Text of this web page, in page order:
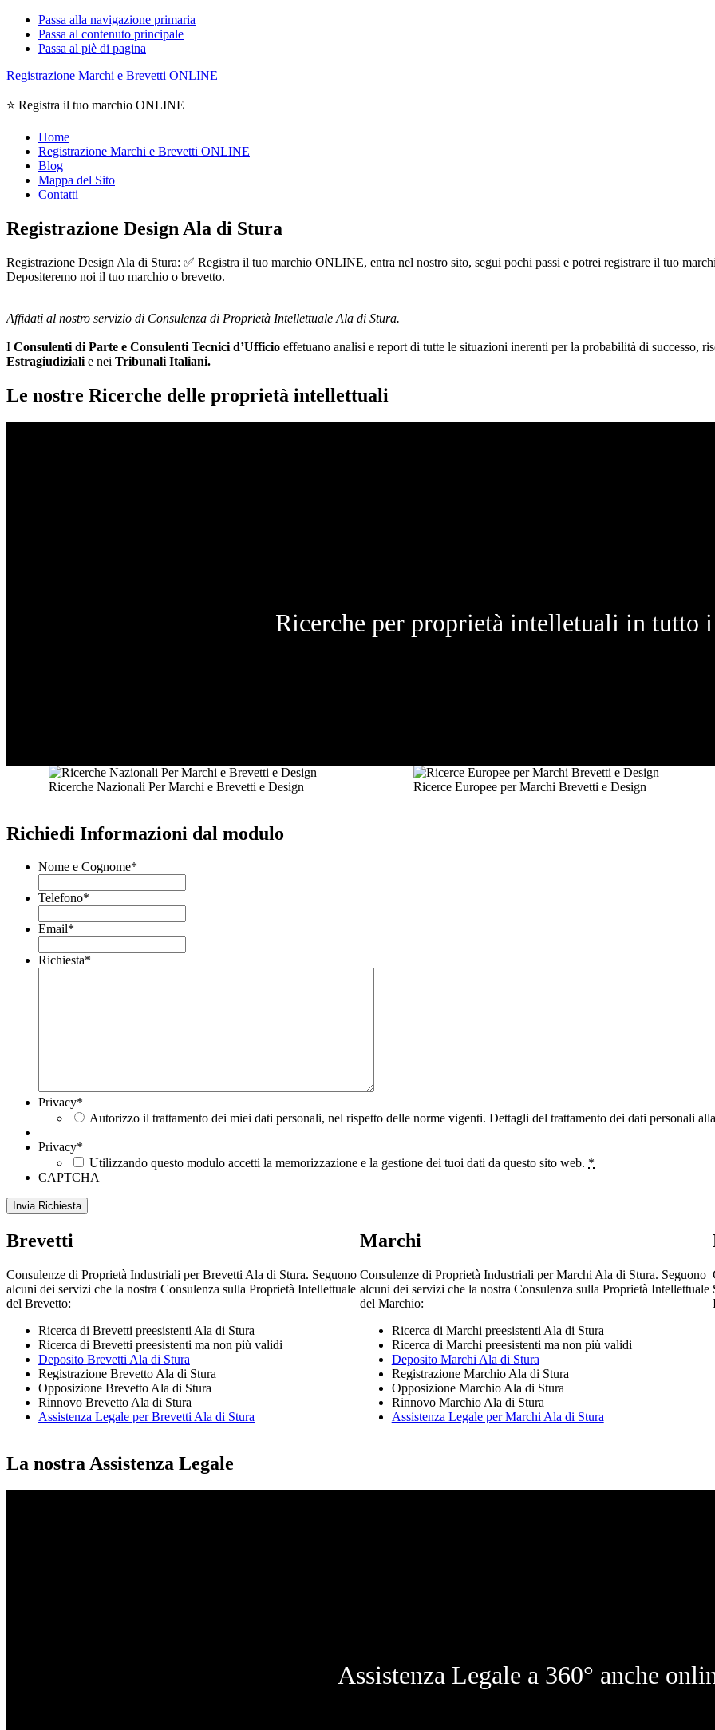
Passa alla navigazione primaria
Passa al contenuto principale
Passa al piè di pagina
Registrazione Marchi e Brevetti ONLINE
⭐ Registra il tuo marchio ONLINE
Home
Registrazione Marchi e Brevetti ONLINE
Blog
Mappa del Sito
Contatti
Registrazione Design Ala di Stura
Registrazione Design Ala di Stura: ✅ Registra il tuo marchio ONLINE, entra nel nostro sito, segui pochi passi e potrei registrare il tuo
Depositeremo noi il tuo marchio o brevetto.
Affidati al nostro servizio di Consulenza di Proprietà Intellettuale Ala di Stura.
I Consulenti di Parte e Consulenti Tecnici d’Ufficio effetuano analisi e report di tutte le situazioni inerenti per la probabilità di successo,
Estragiudiziali e nei Tribunali Italiani.
Le nostre Ricerche delle proprietà intellettuali
Ricerche per proprietà intelletuali in tutto
Ricerche Nazionali Per Marchi e Brevetti e Design Ricerce Europee per Marchi Brevetti e Design
Richiedi Informazioni dal modulo
Nome e Cognome*
Telefono*
Email*
Richiesta*
Privacy*
Autorizzo il trattamento dei miei dati personali, nel rispetto delle norme vigenti. Dettagli del trattamento dei dati personali
Privacy*
Utilizzando questo modulo accetti la memorizzazione e la gestione dei tuoi dati da questo sito web. *
CAPTCHA
Brevetti
Consulenze di Proprietà Industriali per Brevetti Ala di Stura. Seguono
alcuni dei servizi che la nostra Consulenza sulla Proprietà Intellettuale
del Brevetto:
Ricerca di Brevetti preesistenti Ala di Stura
Ricerca di Brevetti preesistenti ma non più validi
Deposito Brevetti Ala di Stura
Registrazione Brevetto Ala di Stura
Opposizione Brevetto Ala di Stura
Rinnovo Brevetto Ala di Stura
Assistenza Legale per Brevetti Ala di Stura
Marchi
Consulenze di Proprietà Industriali per Marchi Ala di Stura. Seguono
alcuni dei servizi che la nostra Consulenza sulla Proprietà Intellettuale
del Marchio:
Ricerca di Marchi preesistenti Ala di Stura
Ricerca di Marchi preesistenti ma non più validi
Deposito Marchi Ala di Stura
Registrazione Marchio Ala di Stura
Opposizione Marchio Ala di Stura
Rinnovo Marchio Ala di Stura
Assistenza Legale per Marchi Ala di Stura
La nostra Assistenza Legale
Assistenza Legale a 360° anche